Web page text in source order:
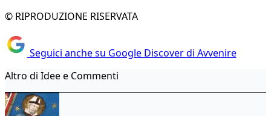
© RIPRODUZIONE RISERVATA
Seguici anche su Google Discover di Avvenire
Altro di Idee e Commenti